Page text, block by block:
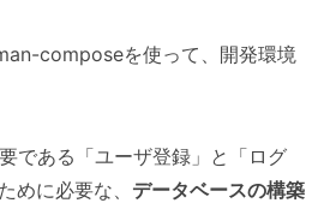
composeを使って、開発環境
である「ユーザ登録」と「ログ
めに必要な、 データベースの構築